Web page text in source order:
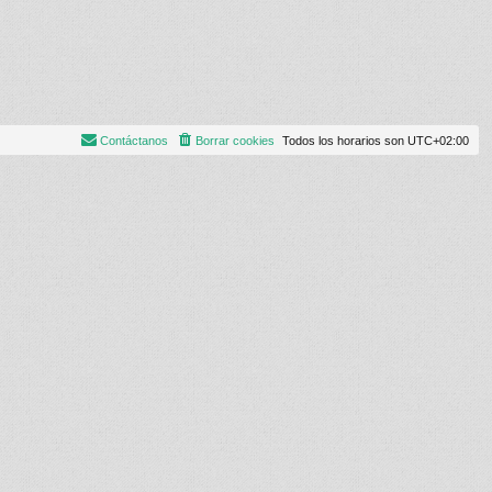
Todos los horarios son UTC+02:00
Borrar cookies
Contáctanos